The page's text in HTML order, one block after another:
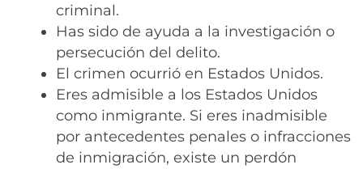
criminal.
Has sido de ayuda a la investigación o
persecución del delito.
El crimen ocurrió en Estados Unidos.
Eres admisible a los Estados Unidos
como inmigrante. Si eres inadmisible
por antecedentes penales o infracciones
de inmigración, existe un perdón